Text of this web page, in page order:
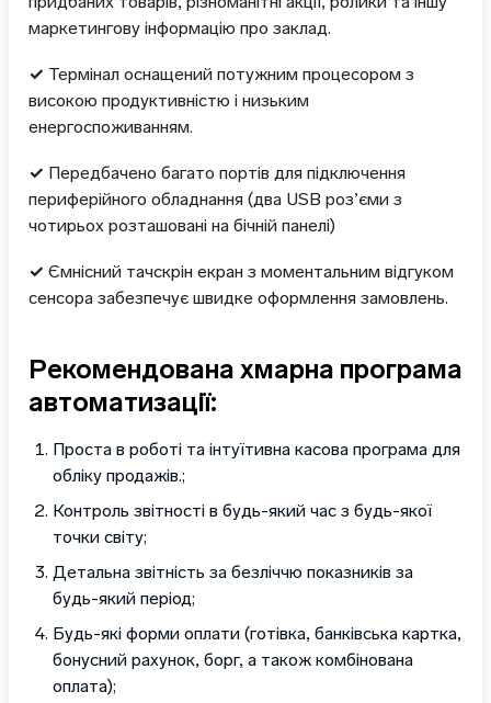
маркетингову інформацію про заклад.
✓ Термінал оснащений потужним процесором з
високою продуктивністю і низьким
енергоспоживанням.
✓ Передбачено багато портів для підключення
периферійного обладнання (два USB роз’єми з
чотирьох розташовані на бічній панелі)
✓ Ємнісний тачскрін екран з моментальним відгуком
сенсора забезпечує швидке оформлення замовлень.
Рекомендована хмарна програма
автоматизації:
Проста в роботі та інтуїтивна касова програма для
обліку продажів.;
Контроль звітності в будь-який час з будь-якої
точки світу;
Детальна звітність за безліччю показників за
будь-який період;
Будь-які форми оплати (готівка, банківська картка,
бонусний рахунок, борг, а також комбінована
оплата);